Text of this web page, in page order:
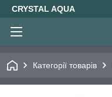
CRYSTAL AQUA
Категорії товарів